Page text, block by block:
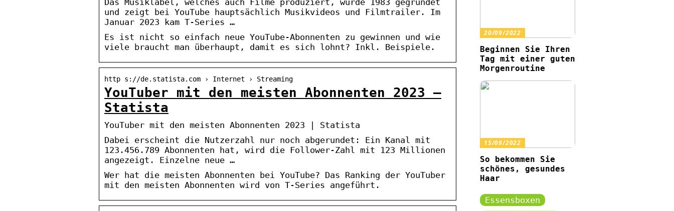
und zeigt bei YouTube hauptsächlich Musikvideos und Filmtrailer. Im
Januar 2023 kam T-Series …
Es ist nicht so einfach neue YouTube-Abonnenten zu gewinnen und wie
viele braucht man überhaupt, damit es sich lohnt? Inkl. Beispiele.
http s://de.statista.com › Internet › Streaming
YouTuber mit den meisten Abonnenten 2023 –
Statista
YouTuber mit den meisten Abonnenten 2023 | Statista
Dabei erscheint die Nutzerzahl nur noch abgerundet: Ein Kanal mit
123.456.789 Abonnenten hat, wird die Follower-Zahl mit 123 Millionen
angezeigt. Einzelne neue …
Wer hat die meisten Abonnenten bei YouTube? Das Ranking der YouTuber
mit den meisten Abonnenten wird von T-Series angeführt.
20/09/2022
Beginnen Sie Ihren
Tag mit einer guten
Morgenroutine
15/09/2022
So bekommen Sie
schönes, gesundes
Haar
Essensboxen